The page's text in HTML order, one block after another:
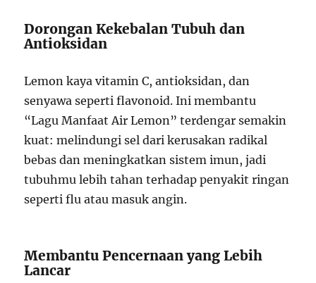
Dorongan Kekebalan Tubuh dan
Antioksidan
Lemon kaya vitamin C, antioksidan, dan
senyawa seperti flavonoid. Ini membantu
“Lagu Manfaat Air Lemon” terdengar semakin
kuat: melindungi sel dari kerusakan radikal
bebas dan meningkatkan sistem imun, jadi
tubuhmu lebih tahan terhadap penyakit ringan
seperti flu atau masuk angin.
Membantu Pencernaan yang Lebih
Lancar